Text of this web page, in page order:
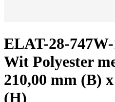
ELAT-28-
Wit Polyester
210,00 mm (B)
(H)